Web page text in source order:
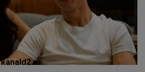
kanald2.ro